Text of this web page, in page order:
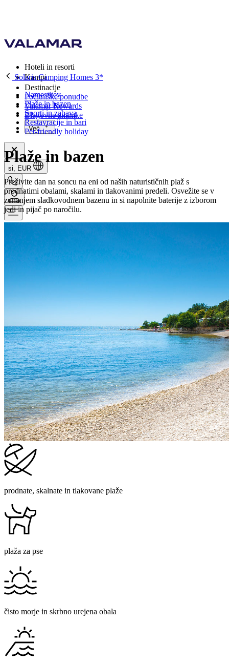
Hoteli in resorti
Kampi
Destinacije
Počitniške ponudbe
Valamar Rewards
Blagovne znamke
Več
si, EUR
Solaris Camping Homes 3*
Namestitev
Plaže in bazen
Športi in zabava
Restavracije in bari
Pet-friendly holiday
Plaže in bazen
Preživite dan na soncu na eni od naših naturističnih plaž s
prodnatimi obalami, skalami in tlakovanimi predeli. Osvežite se v
zunanjem sladkovodnem bazenu in si napolnite baterije z izborom
jedi in pijač po naročilu.
prodnate, skalnate in tlakovane plaže
plaža za pse
čisto morje in skrbno urejena obala